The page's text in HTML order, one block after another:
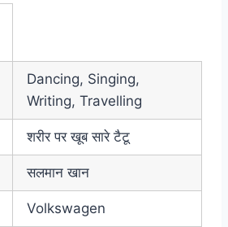
Dancing, Singing,
Writing, Travelling
शरीर पर खूब सारे टैटू
सलमान खान
Volkswagen